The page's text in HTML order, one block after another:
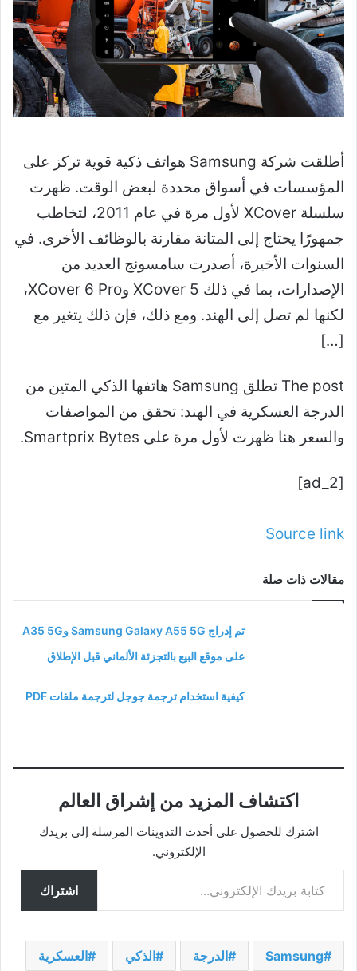
أطلقت شركة Samsung هواتف ذكية قوية تركز على
المؤسسات في أسواق محددة لبعض الوقت. ظهرت
سلسلة XCover لأول مرة في عام 2011، لتخاطب
جمهورًا يحتاج إلى المتانة مقارنة بالوظائف الأخرى. في
السنوات الأخيرة، أصدرت سامسونج العديد من
الإصدارات، بما في ذلك XCover 5 وXCover 6 Pro،
لكنها لم تصل إلى الهند. ومع ذلك، فإن ذلك يتغير مع
[…]
The post تطلق Samsung هاتفها الذكي المتين من
الدرجة العسكرية في الهند: تحقق من المواصفات
والسعر هنا ظهرت لأول مرة على Smartprix Bytes.
[ad_2]
Source link
مقالات ذات صلة
تم إدراج Samsung Galaxy A55 5G وA35 5G
على موقع البيع بالتجزئة الألماني قبل الإطلاق
كيفية استخدام ترجمة جوجل لترجمة ملفات PDF
اكتشاف المزيد من إشراق العالم
اشترك للحصول على أحدث التدوينات المرسلة إلى بريدك
الإلكتروني.
كتابة بريدك الإلكتروني...
اشتراك
Samsung الدرجة الذكي العسكرية